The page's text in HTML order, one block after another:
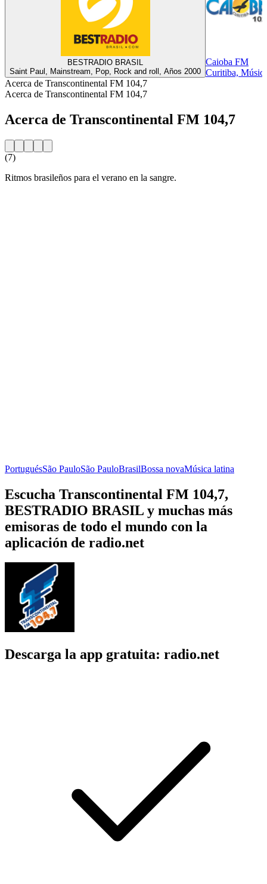
BESTRADIO BRASIL
Saint Paul, Mainstream, Pop, Rock and roll, Años 2000
Caioba FM
Curitiba,
Acerca de Transcontinental FM 104,7
Acerca de Transcontinental FM 104,7
Acerca de Transcontinental FM 104,7
(7)
Ritmos brasileños para el verano en la sangre.
PortuguésSão PauloSão PauloBrasilBossa novaMúsica latina
Escucha Transcontinental FM 104,7,
BESTRADIO BRASIL y muchas más
emisoras de todo el mundo con la
aplicación de radio.net
Descarga la app gratuita: radio.net